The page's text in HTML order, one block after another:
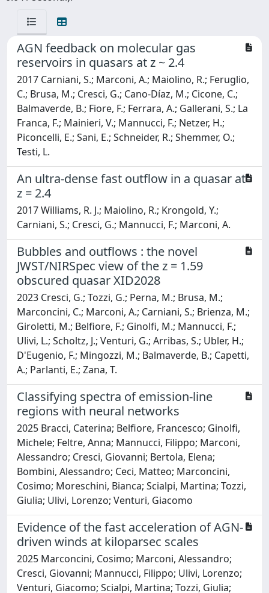
AGN feedback on molecular gas
reservoirs in quasars at z ~ 2.4
2017 Carniani, S.; Marconi, A.; Maiolino, R.; Feruglio,
C.; Brusa, M.; Cresci, G.; Cano-Díaz, M.; Cicone, C.;
Balmaverde, B.; Fiore, F.; Ferrara, A.; Gallerani, S.; La
Franca, F.; Mainieri, V.; Mannucci, F.; Netzer, H.;
Piconcelli, E.; Sani, E.; Schneider, R.; Shemmer, O.;
Testi, L.
An ultra-dense fast outflow in a quasar at
z = 2.4
2017 Williams, R. J.; Maiolino, R.; Krongold, Y.;
Carniani, S.; Cresci, G.; Mannucci, F.; Marconi, A.
Bubbles and outflows : the novel
JWST/NIRSpec view of the z = 1.59
obscured quasar XID2028
2023 Cresci, G.; Tozzi, G.; Perna, M.; Brusa, M.;
Marconcini, C.; Marconi, A.; Carniani, S.; Brienza, M.;
Giroletti, M.; Belfiore, F.; Ginolfi, M.; Mannucci, F.;
Ulivi, L.; Scholtz, J.; Venturi, G.; Arribas, S.; Ubler, H.;
D'Eugenio, F.; Mingozzi, M.; Balmaverde, B.; Capetti,
A.; Parlanti, E.; Zana, T.
Classifying spectra of emission-line
regions with neural networks
2025 Bracci, Caterina; Belfiore, Francesco; Ginolfi,
Michele; Feltre, Anna; Mannucci, Filippo; Marconi,
Alessandro; Cresci, Giovanni; Bertola, Elena;
Bombini, Alessandro; Ceci, Matteo; Marconcini,
Cosimo; Moreschini, Bianca; Scialpi, Martina; Tozzi,
Giulia; Ulivi, Lorenzo; Venturi, Giacomo
Evidence of the fast acceleration of AGN-
driven winds at kiloparsec scales
2025 Marconcini, Cosimo; Marconi, Alessandro;
Cresci, Giovanni; Mannucci, Filippo; Ulivi, Lorenzo;
Venturi, Giacomo; Scialpi, Martina; Tozzi, Giulia;